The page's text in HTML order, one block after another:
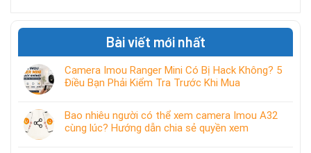
Bài viết mới nhất
Camera Imou Ranger Mini Có Bị Hack Không? 5
Điều Bạn Phải Kiểm Tra Trước Khi Mua
Bao nhiêu người có thể xem camera Imou A32
cùng lúc? Hướng dẫn chia sẻ quyền xem